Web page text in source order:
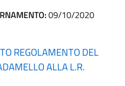
09/10/2020
REGOLAMENTO DEL
ALLA L.R.